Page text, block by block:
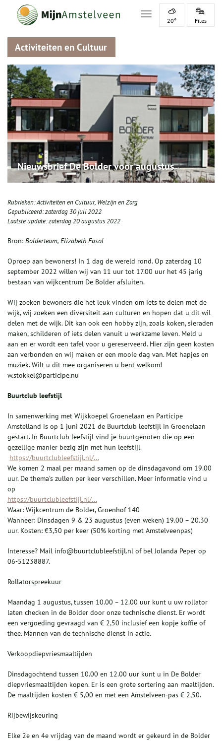
Toggle navigation
20° Files
Activiteiten en Cultuur
Nieuwsbrief De Bolder voor augustus
Rubrieken:Activiteiten en Cultuur, Welzijn en Zorg
Gepubliceerd:zaterdag 30 juli 2022
Laatste update:zaterdag 20 augustus 2022
Bron: Bolderteam, Elizabeth Fasol
Oproep aan bewoners! In 1 dag de wereld rond. Op zaterdag 10
september 2022 willen wij van 11 uur tot 17.00 uur het 45 jarig
bestaan van wijkcentrum De Bolder afsluiten.
Wij zoeken bewoners die het leuk vinden om iets te delen met de
wijk, wij zoeken een diversiteit aan culturen en hopen dat u dit wil
delen met de wijk. Dit kan ook een hobby zijn, zoals koken, sieraden
maken, schilderen of iets delen vanuit u werkzame leven. Meld u
aan en er wordt een tafel voor u gereserveerd. Hier zijn geen kosten
aan verbonden en wij maken er een mooie dag van. Met hapjes en
muziek. Wilt u dit mee organiseren u bent welkom!
w.stokkel@participe.nu
Buurtclub leefstijl
In samenwerking met Wijkkoepel Groenelaan en Participe
Amstelland is op 1 juni 2021 de Buurtclub leefstijl in Groenelaan
gestart. In Buurtclub leefstijl vind je buurtgenoten die op een
gezellige manier bezig zijn met hun leefstijl.
https://buurtclubleefstijl.nl/...
We komen 2 maal per maand samen op de dinsdagavond om 19.00
uur. De thema’s zullen per keer verschillen. Meer informatie vind u
op
https://buurtclubleefstijl.nl/...
Waar: Wijkcentrum de Bolder, Groenhof 140
Wanneer: Dinsdagen 9 & 23 augustus (even weken) 19.00 – 20.30
uur. Kosten: €3,50 per keer (50% korting met Amstelveenpas)
Interesse? Mail info@buurtclubleefstijl.nl of bel Jolanda Peper op
06-51238887.
Rollatorspreekuur
Maandag 1 augustus, tussen 10.00 – 12.00 uur kunt u uw rollator
laten checken in de Bolder door onze technische dienst. Er wordt
een vergoeding gevraagd van € 2,50 inclusief een kopje koffie of
thee. Mannen van de technische dienst in actie.
Verkoopdiepvriesmaaltijden
Dinsdagochtend tussen 10.00 en 12.00 uur kunt u in De Bolder
diepvriesmaaltijden kopen. Er is een grote sortering aan maaltijden.
De maaltijden kosten € 5,00 en met een Amstelveen-pas € 2,50.
Rijbewijskeuring
Elke 2e en 4e vrijdag van de maand wordt er gekeurd in de Bolder